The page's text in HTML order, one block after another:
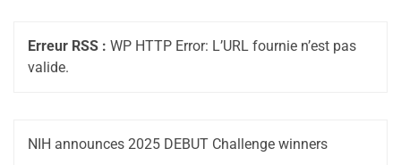
Erreur RSS : WP HTTP Error: L’URL fournie n’est pas
valide.
NIH announces 2025 DEBUT Challenge winners